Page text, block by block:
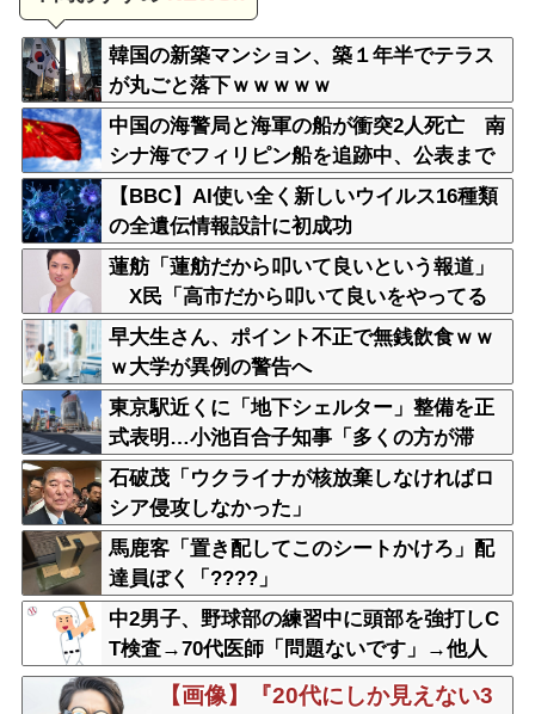
韓国の新築マンション、築１年半でテラス
が丸ごと落下ｗｗｗｗｗ
中国の海警局と海軍の船が衝突2人死亡 南
シナ海でフィリピン船を追跡中、公表まで
に1年
【BBC】AI使い全く新しいウイルス16種類
の全遺伝情報設計に初成功
蓮舫「蓮舫だから叩いて良いという報道」
X民「高市だから叩いて良いをやってる
のがお前だろ」
早大生さん、ポイント不正で無銭飲食ｗｗ
ｗ大学が異例の警告へ
東京駅近くに「地下シェルター」整備を正
式表明…小池百合子知事「多くの方が滞
在、施設整備の効果高い」
石破茂「ウクライナが核放棄しなければロ
シア侵攻しなかった」
馬鹿客「置き配してこのシートかけろ」配
達員ぼく「????」
中2男子、野球部の練習中に頭部を強打しC
T検査→70代医師「問題ないです」→他人
のCT画像で中学生死亡
【画像】『20代にしか見えない3